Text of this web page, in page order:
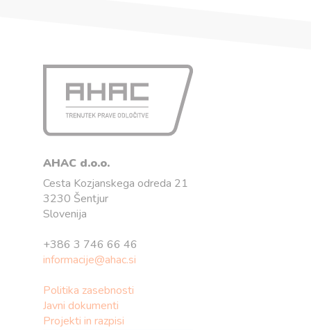
AHAC d.o.o.
Cesta Kozjanskega odreda 21
3230 Šentjur
Slovenija
+386 3 746 66 46
informacije@ahac.si
Politika zasebnosti
Javni dokumenti
Projekti in razpisi